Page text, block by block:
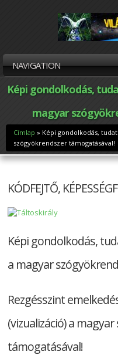
NAVIGATION
Képi gondolkodás,
magyar
Jelenlegi hely
Címlap » Képi gondolkodás,
szógyökrendszer támogatásával!
KÓDFEJTŐ,
Képi gondolkodás,
a magyar
Rezgésszint
(vizualizáció) a
támogatásával!